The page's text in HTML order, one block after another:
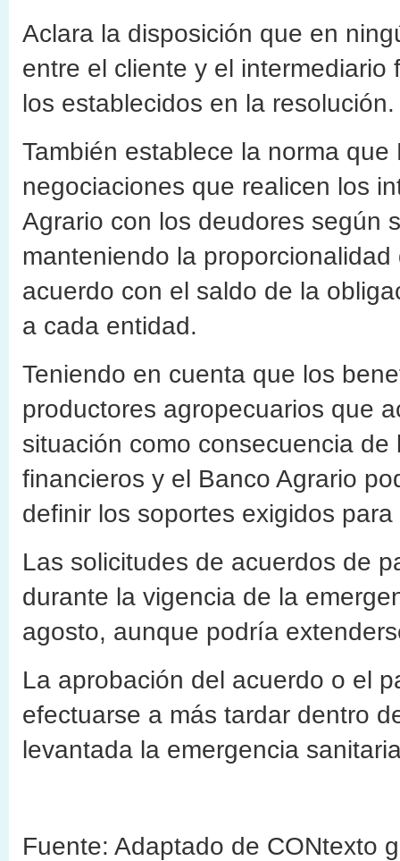
Aclara la disposición que en
entre el cliente y el
los establecidos en la resolución.
También establece la norma
negociaciones que realicen los
Agrario con los deudores según
manteniendo la
acuerdo con el saldo de la
a cada entidad.
Teniendo en cuenta que los
productores agropecuarios que
situación como consecuencia
financieros y el Banco Agrario
definir los soportes exigidos
Las solicitudes de acuerdos de
durante la vigencia de la
agosto, aunque podría
La aprobación del acuerdo o el
efectuarse a más tardar dentro
levantada la emergencia
Fuente: Adaptado de CONtexto